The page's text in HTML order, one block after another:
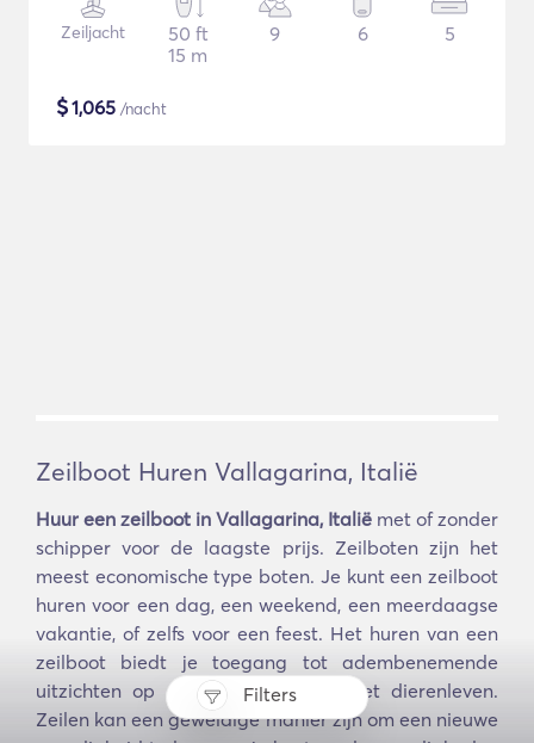
Filters
Zeiljacht
50 ft
15 m
9 6 5
$1,065 /nacht
Zeilboot Huren Vallagarina, Italië
Huur een zeilboot in Vallagarina, Italië met of zonder
schipper voor de laagste prijs. Zeilboten zijn het
meest economische type boten. Je kunt een zeilboot
huren voor een dag, een weekend, een meerdaagse
vakantie, of zelfs voor een feest. Het huren van een
zeilboot biedt je toegang tot adembenemende
uitzichten op zee, de kustlijn en het dierenleven.
Zeilen kan een geweldige manier zijn om een nieuwe